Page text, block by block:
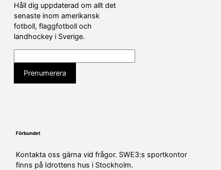
Håll dig uppdaterad om allt det
senaste inom amerikansk
fotboll, flaggfotboll och
landhockey i Sverige.
Förbundet
Kontakta oss gärna vid frågor. SWE3:s sportkontor
finns på Idrottens hus i Stockholm.